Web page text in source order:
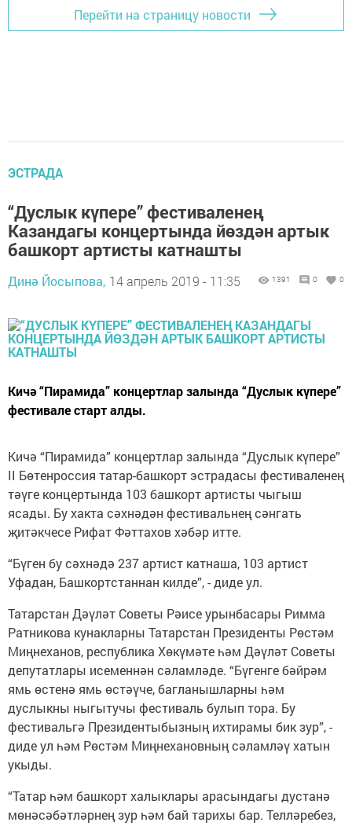
Перейти на страницу новости
ЭСТРАДА
“Дуслык күпере” фестиваленең
Казандагы концертында йөздән артык
башкорт артисты катнашты
Динә Йосыпова, 14 апрель 2019 - 11:35 1391 0 0
Кичә “Пирамида” концертлар залында “Дуслык күпере”
фестивале старт алды.
Кичә “Пирамида” концертлар залында “Дуслык күпере”
II Бөтенроссия татар-башкорт эстрадасы фестиваленең
тәүге концертында 103 башкорт артисты чыгыш
ясады. Бу хакта сәхнәдән фестивальнең сәнгать
җитәкчесе Рифат Фәттахов хәбәр итте.
“Бүген бу сәхнәдә 237 артист катнаша, 103 артист
Уфадан, Башкортстаннан килде”, - диде ул.
Татарстан Дәүләт Советы Рәисе урынбасары Римма
Ратникова кунакларны Татарстан Президенты Рөстәм
Миңнеханов, республика Хөкүмәте һәм Дәүләт Советы
депутатлары исеменнән сәламләде. “Бүгенге бәйрәм
ямь өстенә ямь өстәүче, багланышларны һәм
дуслыкны ныгытучы фестиваль булып тора. Бу
фестивальгә Президентыбызның ихтирамы бик зур”, -
диде ул һәм Рөстәм Миңнехановның сәламләү хатын
укыды.
“Татар һәм башкорт халыклары арасындагы дустанә
мөнәсәбәтләрнең зур һәм бай тарихы бар. Телләребез,